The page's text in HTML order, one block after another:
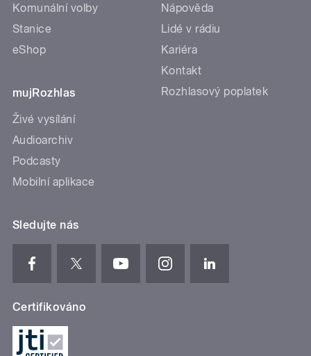
Komunální volby
Stanice
eShop
mujRozhlas
Živé vysílání
Audioarchiv
Podcasty
Mobilní aplikace
Nápověda
Lidé v rádiu
Kariéra
Kontakt
Rozhlasový poplatek
Sledujte nás
Certifikováno